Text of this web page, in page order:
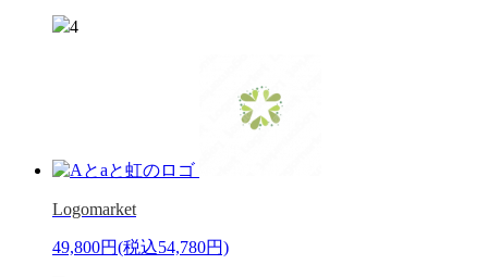
4
Logomarket
49,800円(税込54,780円)